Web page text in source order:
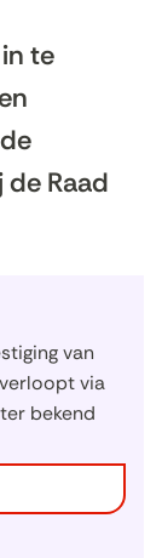
te
Raad
van
via
bekend